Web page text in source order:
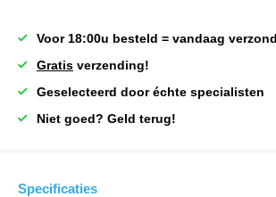
Voor 18:00u besteld = vandaag
Gratis verzending!
Geselecteerd door échte specialisten
Niet goed? Geld terug!
Specificaties